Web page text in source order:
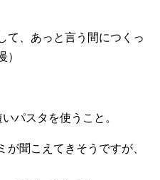
て、あっと言う間につくっ
）
パスタを使うこと。
聞こえてきそうですが、